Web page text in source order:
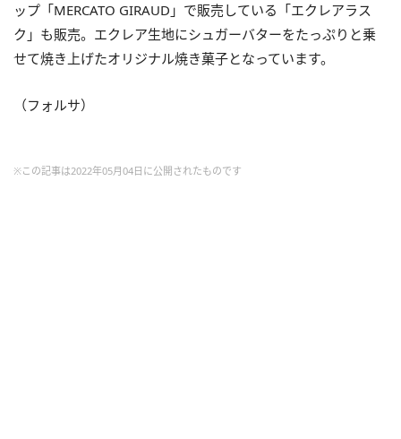
ップ「MERCATO GIRAUD」で販売している「エクレアラス
ク」も販売。エクレア生地にシュガーバターをたっぷりと乗
せて焼き上げたオリジナル焼き菓子となっています。
（フォルサ）
※この記事は2022年05月04日に公開されたものです